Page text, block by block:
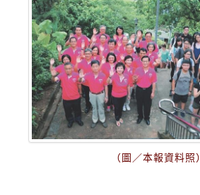
（圖／本報資料照）